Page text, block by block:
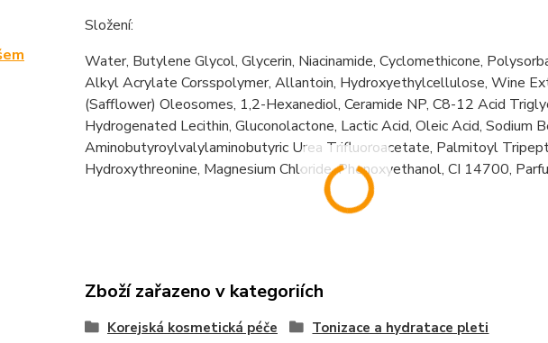
Složení:
Water, Butylene Glycol, Glycerin, Niacinamide, Cyclomethicone,
Alkyl Acrylate Corsspolymer, Allantoin, Hydroxyethylcellulose, Wine
(Safflower) Oleosomes, 1,2-Hexanediol, Ceramide NP, C8-12 Acid
Hydrogenated Lecithin, Gluconolactone, Lactic Acid, Oleic Acid, Sodium
Aminobutyroylvalylaminobutyric Urea Trifluoroacetate, Palmitoyl
Hydroxythreonine, Magnesium Chloride, Phenoxyethanol, CI 14700,
Zboží zařazeno v kategoriích
Korejská kosmetická péče Tonizace a hydratace pleti